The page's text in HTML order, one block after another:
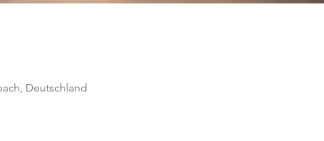
Deutschland